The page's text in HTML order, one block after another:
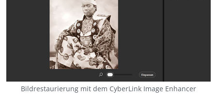
Bildrestaurierung mit dem CyberLink Image Enhancer